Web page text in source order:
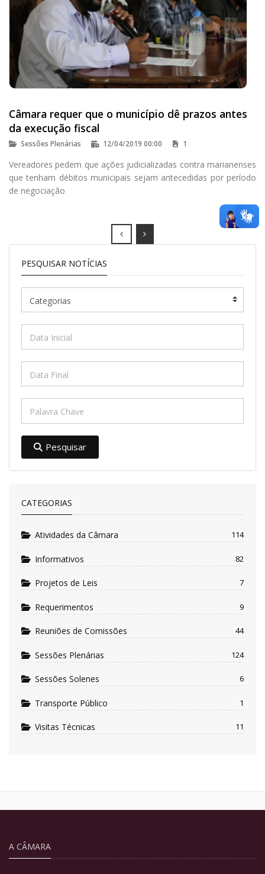
Câmara requer que o município dê prazos antes
da execução fiscal
Sessões Plenárias 12/04/2019 00:00 1
Vereadores pedem que ações judicializadas contra marianenses
que tenham débitos municipais sejam antecedidas por período
de negociação
Prev Next
PESQUISAR NOTÍCIAS
Pesquisar
CATEGORIAS
Atividades da Câmara 114
Informativos 82
Projetos de Leis 7
Requerimentos 9
Reuniões de Comissões 44
Sessões Plenárias 124
Sessões Solenes 6
Transporte Público 1
Visitas Técnicas 11
A CÂMARA